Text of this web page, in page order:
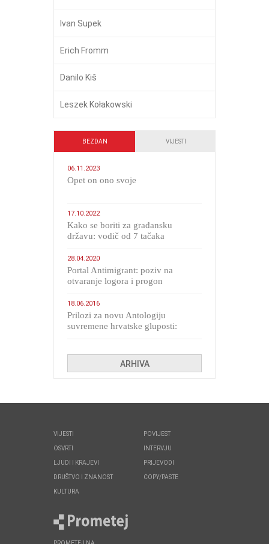
Ivan Supek
Erich Fromm
Danilo Kiš
Leszek Kołakowski
BEZDAN VIJESTI
06.11.2023
​Opet on ono svoje
17.10.2022
Kako se boriti za građansku
državu: vodič od 7 tačaka
28.04.2020
Portal Antimigrant: poziv na
otvaranje logora i progon
18.06.2016
Prilozi za novu Antologiju
suvremene hrvatske gluposti:
ARHIVA
VIJESTI
OSVRTI
LJUDI I KRAJEVI
DRUŠTVO I ZNANOST
KULTURA
POVIJEST
INTERVJU
PRIJEVODI
COPY/PASTE